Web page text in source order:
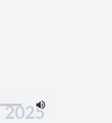
2025